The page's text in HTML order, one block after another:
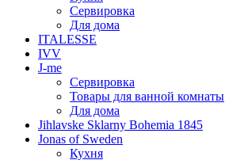
Сервировка
Для дома
ITALESSE
IVV
J-me
Сервировка
Товары для ванной комнаты
Для дома
Jihlavske Sklarny Bohemia 1845
Jonas of Sweden
Кухня